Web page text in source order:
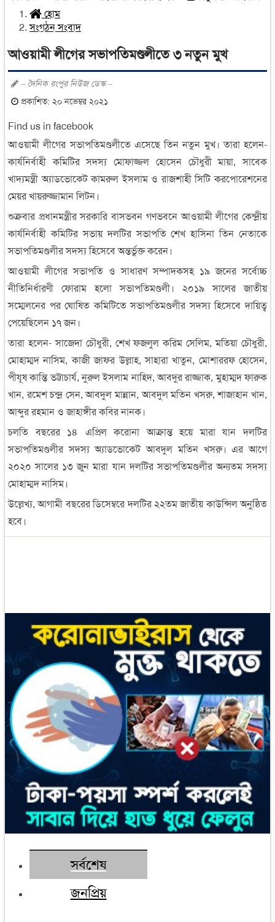
হোম
সংগঠন সংবাদ
আওয়ামী লীগের সভাপতিমণ্ডলীতে ৩ নতুন মুখ
– দৈনিক রংপুর নিউজ ডেস্ক –
প্রকাশিত: ২০ নভেম্বর ২০২১
Find us in facebook
আওয়ামী লীগের সভাপতিমণ্ডলীতে এসেছে তিন নতুন মুখ। তারা হলেন-
কার্যনির্বাহী কমিটির সদস্য মোফাজ্জল হোসেন চৌধুরী মায়া, সাবেক
খাদ্যমন্ত্রী অ্যাডভোকেট কামরুল ইসলাম ও রাজশাহী সিটি করপোরেশনের
মেয়র খায়রুজ্জামান লিটন।
শুক্রবার প্রধানমন্ত্রীর সরকারি বাসভবন গণভবনে আওয়ামী লীগের কেন্দ্রীয়
কার্যনির্বাহী কমিটির সভায় দলটির সভাপতি শেখ হাসিনা তিন নেতাকে
সভাপতিমণ্ডলীর সদস্য হিসেবে অন্তর্ভুক্ত করেন।
আওয়ামী লীগের সভাপতি ও সাধারণ সম্পাদকসহ ১৯ জনের সর্বোচ্চ
নীতিনির্ধারণী ফোরাম হলো সভাপতিমণ্ডলী। ২০১৯ সালের জাতীয়
সম্মেলনের পর ঘোষিত কমিটিতে সভাপতিমণ্ডলীর সদস্য হিসেবে দায়িত্ব
পেয়েছিলেন ১৭ জন।
তারা হলেন- সাজেদা চৌধুরী, শেখ ফজলুল করিম সেলিম, মতিয়া চৌধুরী,
মোহাম্মদ নাসিম, কাজী জাফর উল্লাহ, সাহারা খাতুন, মোশাররফ হোসেন,
পীযূষ কান্তি ভট্টাচার্য, নুরুল ইসলাম নাহিদ, আবদুর রাজ্জাক, মুহাম্মদ ফারুক
খান, রমেশ চন্দ্র সেন, আবদুল মান্নান, আবদুল মতিন খসরু, শাজাহান খান,
আব্দুর রহমান ও জাহাঙ্গীর কবির নানক।
চলতি বছরের ১৪ এপ্রিল করোনা আক্রান্ত হয়ে মারা যান দলটির
সভাপতিমণ্ডলীর সদস্য অ্যাডভোকেট আবদুল মতিন খসরু। এর আগে
২০২০ সালের ১৩ জুন মারা যান দলটির সভাপতিমণ্ডলীর অন্যতম সদস্য
মোহাম্মদ নাসিম।
উল্লেখ্য, আগামী বছরের ডিসেম্বরে দলটির ২২তম জাতীয় কাউন্সিল অনুষ্ঠিত
হবে।
সর্বশেষ
জনপ্রিয়